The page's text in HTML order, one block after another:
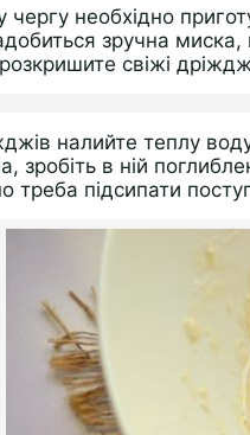
чергу необхідно
зручна
свіжі
налийте теплу
зробіть в ній
треба підсипати